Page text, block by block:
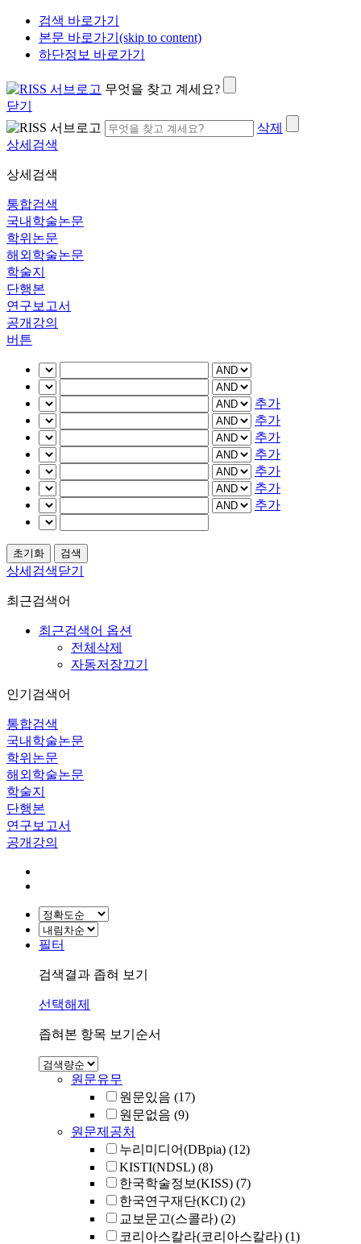
검색 바로가기
본문 바로가기(skip to content)
하단정보 바로가기
무엇을 찾고 계세요?
닫기
삭제
상세검색
상세검색
통합검색
국내학술논문
학위논문
해외학술논문
학술지
단행본
연구보고서
공개강의
버튼
추가
추가
추가
추가
추가
추가
추가
상세검색닫기
최근검색어
최근검색어 옵션
전체삭제
자동저장끄기
인기검색어
통합검색
국내학술논문
학위논문
해외학술논문
학술지
단행본
연구보고서
공개강의
필터
검색결과 좁혀 보기
선택해제
좁혀본 항목 보기순서
원문유무
원문있음 (17)
원문없음 (9)
원문제공처
누리미디어(DBpia) (12)
KISTI(NDSL) (8)
한국학술정보(KISS) (7)
한국연구재단(KCI) (2)
교보문고(스콜라) (2)
코리아스칼라(코리아스칼라) (1)